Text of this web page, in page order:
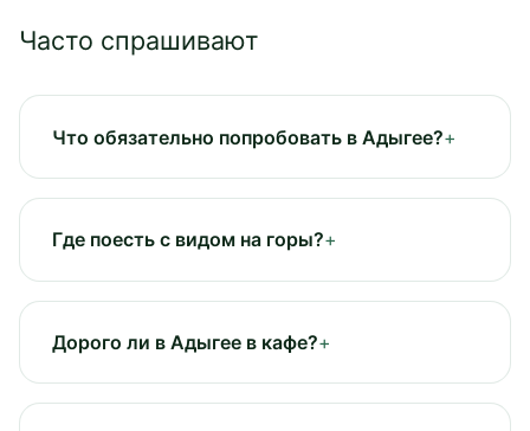
Часто спрашивают
Что обязательно попробовать в Адыгее?
Где поесть с видом на горы?
Дорого ли в Адыгее в кафе?